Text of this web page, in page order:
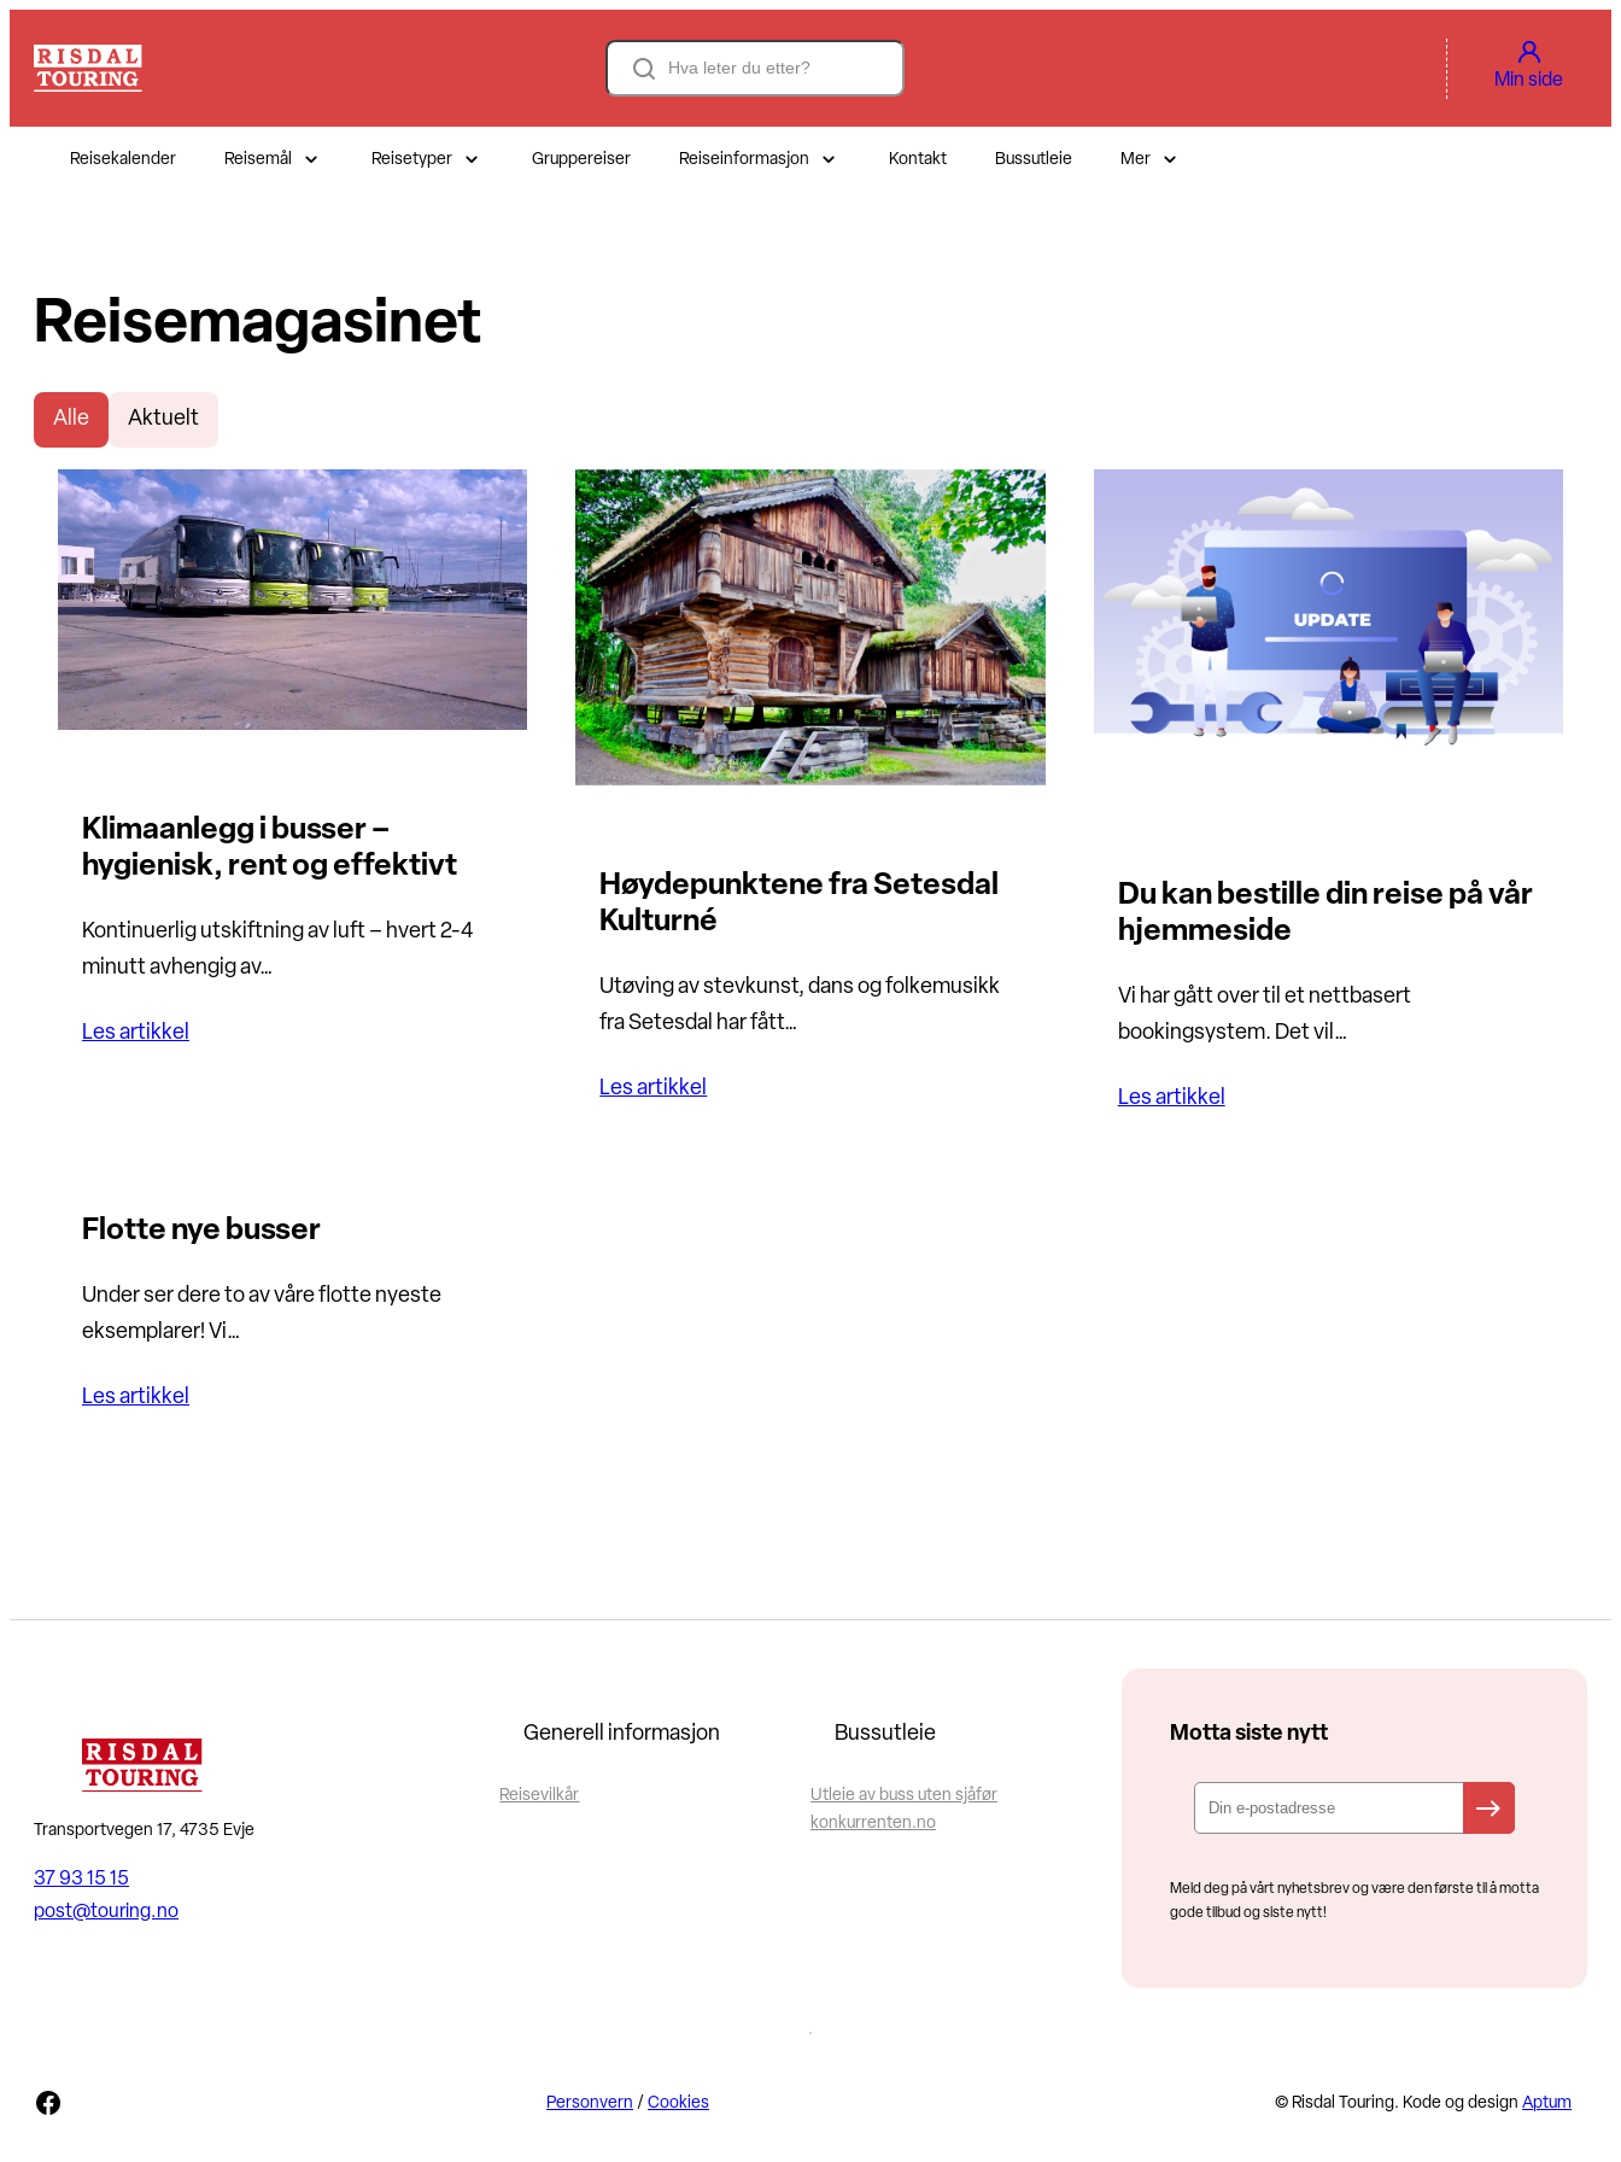
Search
Min side
Reisekalender Reisemål Reisetyper Gruppereiser Reiseinformasjon Kontakt Bussutleie Mer
Reisemagasinet
Alle Aktuelt
Klimaanlegg i busser –
hygienisk, rent og effektivt
Kontinuerlig utskiftning av luft – hvert 2-4
minutt avhengig av…
Les artikkel
Høydepunktene fra Setesdal
Kulturné
Utøving av stevkunst, dans og folkemusikk
fra Setesdal har fått…
Les artikkel
Du kan bestille din reise på vår
hjemmeside
Vi har gått over til et nettbasert
bookingsystem. Det vil…
Les artikkel
Flotte nye busser
Under ser dere to av våre flotte nyeste
eksemplarer! Vi…
Les artikkel
Transportvegen 17, 4735 Evje
37 93 15 15
post@touring.no
Generell informasjon
Reisevilkår
Bussutleie
Utleie av buss uten sjåfør
konkurrenten.no
Motta siste nytt
Meld deg på vårt nyhetsbrev og være den første til å motta
gode tilbud og siste nytt!
Facebook Personvern /Cookies © Risdal Touring. Kode og designAptum